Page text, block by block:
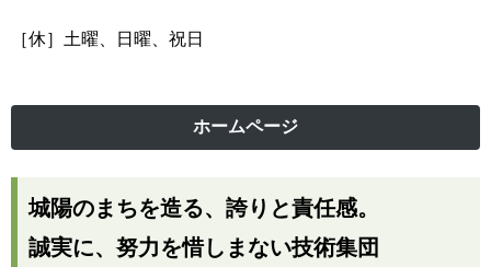
［休］土曜、日曜、祝日
ホームページ
城陽のまちを造る、誇りと責任感。
誠実に、努力を惜しまない技術集団